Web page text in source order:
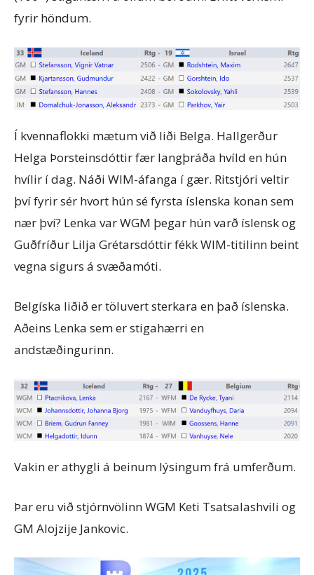
fyrir höndum.
Í kvennaflokki mætum við liði Belga. Hallgerður
Helga Þorsteinsdóttir fær langþráða hvíld en hún
hvílir í dag. Náði WIM-áfanga í gær. Ritstjóri veltir
því fyrir sér hvort hún sé fyrsta íslenska konan sem
nær því? Lenka var WGM þegar hún varð íslensk og
Guðfríður Lilja Grétarsdóttir fékk WIM-titilinn beint
vegna sigurs á svæðamóti.
Belgíska liðið er töluvert sterkara en það íslenska.
Aðeins Lenka sem er stigahærri en
andstæðingurinn.
Vakin er athygli á beinum lýsingum frá umferðum.
Þar eru við stjórnvölinn WGM Keti Tsatsalashvili og
GM Alojzije Jankovic.